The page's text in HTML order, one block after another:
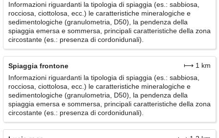
Informazioni riguardanti la tipologia di spiaggia (es.: sabbiosa,
rocciosa, ciottolosa, ecc.) le caratteristiche mineralogiche e
sedimentologiche (granulometria, D50), la pendenza della
spiaggia emersa e sommersa, principali caratteristiche della zona
circostante (es.: presenza di cordonidunali).
Spiaggia frontone
⟼ 1 km
Informazioni riguardanti la tipologia di spiaggia (es.: sabbiosa,
rocciosa, ciottolosa, ecc.) le caratteristiche mineralogiche e
sedimentologiche (granulometria, D50), la pendenza della
spiaggia emersa e sommersa, principali caratteristiche della zona
circostante (es.: presenza di cordonidunali).